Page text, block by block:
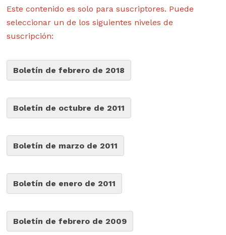
Este contenido es solo para suscriptores. Puede
seleccionar un de los siguientes niveles de
suscripción:
Boletín de febrero de 2018
Boletín de octubre de 2011
Boletín de marzo de 2011
Boletín de enero de 2011
Boletín de febrero de 2009